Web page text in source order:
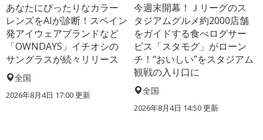
あなたにぴったりなカラー
レンズをAIが診断！スペイン
発アイウェアブランドなど
「OWNDAYS」イチオシの
サングラスが続々リリース
全国
2026年8月4日 17:00更新
今週末開幕！Ｊリーグのス
タジアムグルメ約2000店舗
をガイドする食べログサー
ビス「スタモグ」がローン
チ！“おいしい”をスタジアム
観戦の入り口に
全国
2026年8月4日 14:50更新